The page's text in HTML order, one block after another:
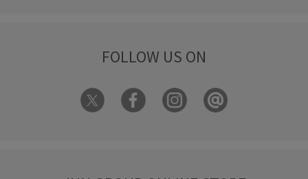
FOLLOW US ON